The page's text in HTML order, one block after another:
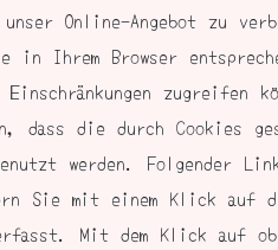
Online-Angebot zu
in Ihrem Browser
zugreifen
dass die durch Cookies
werden. Folgender
Sie mit einem Klick auf
Mit dem Klick auf